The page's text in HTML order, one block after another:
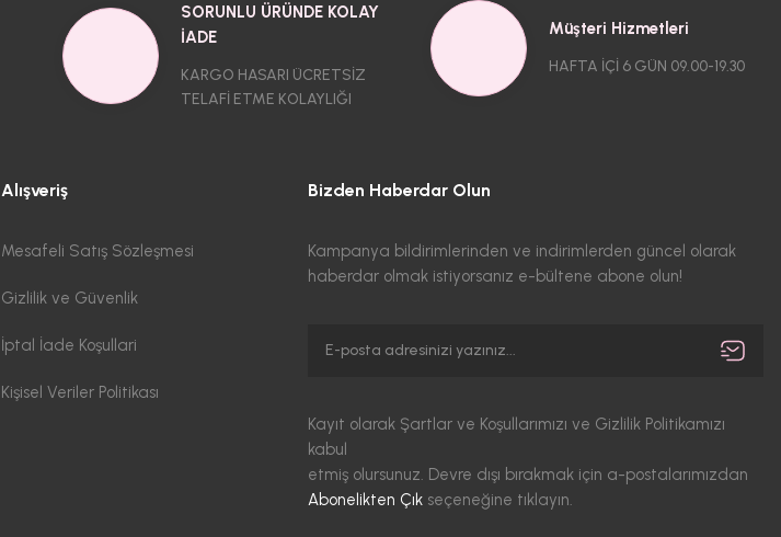
SORUNLU ÜRÜNDE KOLAY
İADE
KARGO HASARI ÜCRETSİZ
TELAFİ ETME KOLAYLIĞI
Müşteri Hizmetleri
HAFTA İÇİ 6 GÜN 09.00-19.30
Alışveriş
Mesafeli Satış Sözleşmesi
Gizlilik ve Güvenlik
İptal İade Koşullari
Kişisel Veriler Politikası
Bizden Haberdar Olun
Kampanya bildirimlerinden ve indirimlerden güncel olarak
haberdar olmak istiyorsanız e-bültene abone olun!
Kayıt olarak Şartlar ve Koşullarımızı ve Gizlilik Politikamızı
kabul
etmiş olursunuz. Devre dışı bırakmak için a-postalarımızdan
Abonelikten Çık seçeneğine tıklayın.